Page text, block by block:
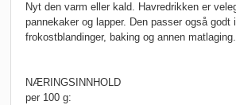
Nyt den varm eller kald. Havredrikken er
pannekaker og lapper. Den passer også godt
frokostblandinger, baking og annen matlaging.
NÆRINGSINNHOLD
per 100 g: